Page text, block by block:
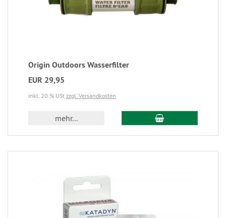
Origin Outdoors Wasserfilter
EUR 29,95
inkl. 20 % USt zzgl. Versandkosten
mehr...